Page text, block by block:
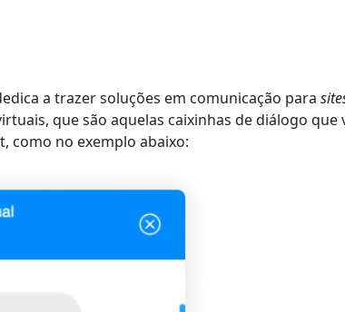
a trazer soluções em comunicação para
que são aquelas caixinhas de diálogo
como no exemplo abaixo: